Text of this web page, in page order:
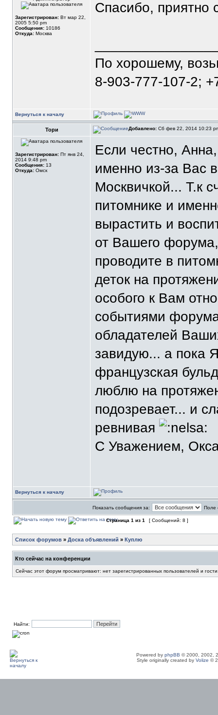
Зарегистрирован: Вт мар 22,
2005 5:50 pm
Сообщения: 10186
Откуда: Москва
Спасибо, приятно
По хорошему,
8-903-777-107-2;
Вернуться к началу
Тори Добавлено: Сб фев 22, 2014 10:23
Зарегистрирован: Пт янв 24,
2014 9:48 pm
Сообщения: 13
Откуда: Омск
Если честно,
именно из-за Вас
Москвичкой... Т.к
питомнике и
вырастить и
от Вашего
проводите в
деток на
особого к Вам
событиями
обладателей
завидую... а пока
французская
люблю на
подозревает... и
ревнивая
С Уважением,
Вернуться к началу
Показать сообщения за: Поле
Страница 1 из 1 [ Сообщений: 8 ]
Список форумов » Доска объявлений » Куплю
Кто сейчас на конференции
Сейчас этот форум просматривают: нет зарегистрированных пользователей и
Найти:
Powered by phpBB © 2000, 2002,
Style originally created by Volize ©